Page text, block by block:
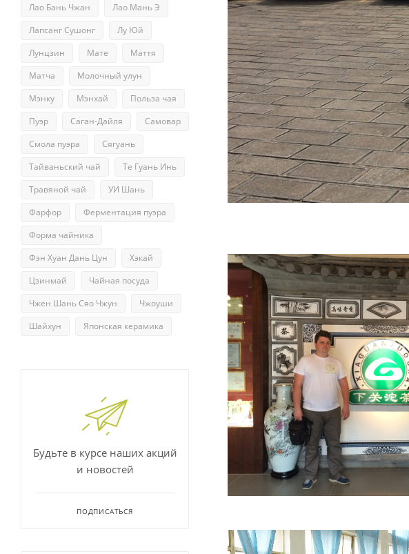
Лао Бань Чжан
Лао Мань Э
Лапсанг Сушонг
Лу Юй
Лунцзин
Мате
Маття
Матча
Молочный улун
Мэнку
Мэнхай
Польза чая
Пуэр
Саган-Дайля
Самовар
Смола пуэра
Сягуань
Тайваньский чай
Те Гуань Инь
Травяной чай
УИ Шань
Фарфор
Ферментация пуэра
Форма чайника
Фэн Хуан Дань Цун
Хэкай
Цзинмай
Чайная посуда
Чжен Шань Сяо Чжун
Чжоуши
Шайхун
Японская керамика
Будьте в курсе наших акций
и новостей
ПОДПИСАТЬСЯ